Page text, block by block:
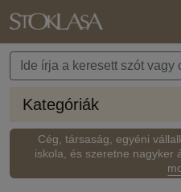
Kategóriák
Cég, társaság, egyéni
iskola, és szeretne nagyker